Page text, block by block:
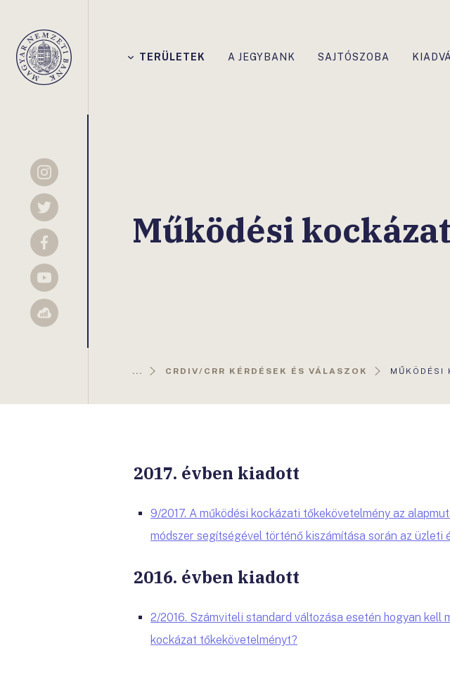
Magyar
Nemzeti
TERÜLETEK A JEGYBANK SAJTÓSZOBA
Instagram
Twitter
Facebook
YouTube
Sellsy
Működési kockázat
... CRDIV/CRR KÉRDÉSEK ÉS VÁLASZOK
AKTUÁLIS
MŰKÖDÉSI
2017. évben kiadott
9/2017. A működési kockázati tőkekövetelmény az
módszer segítségével történő kiszámítása során az üzleti
2016. évben kiadott
2/2016. Számviteli standard változása esetén hogyan kell
kockázat tőkekövetelményt?